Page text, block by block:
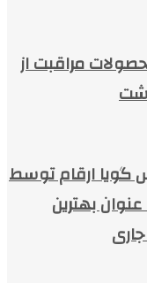
مراقبت از
گویا ارقام توسط
بهترین